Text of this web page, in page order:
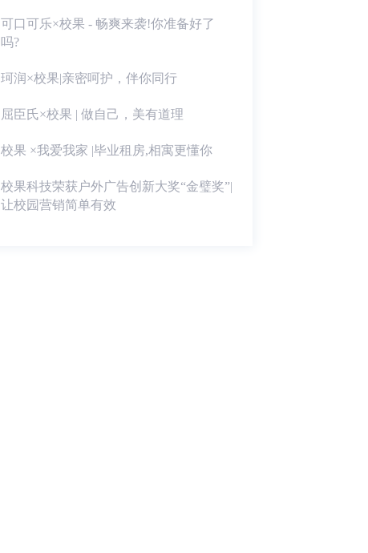
可口可乐×校果 - 畅爽来袭!你准备好了
吗?
珂润×校果|亲密呵护，伴你同行
屈臣氏×校果 | 做自己，美有道理
校果 ×我爱我家 |毕业租房,相寓更懂你
校果科技荣获户外广告创新大奖“金璧奖”|
让校园营销简单有效